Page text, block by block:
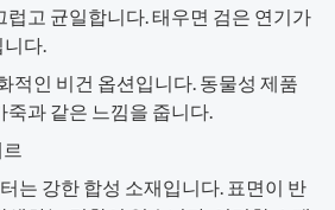
럽고 균일합니다. 태우면 검은 연기가
다.
적인 비건 옵션입니다. 동물성 제품
과 같은 느낌을 줍니다.
는 강한 합성 소재입니다. 표면이 반